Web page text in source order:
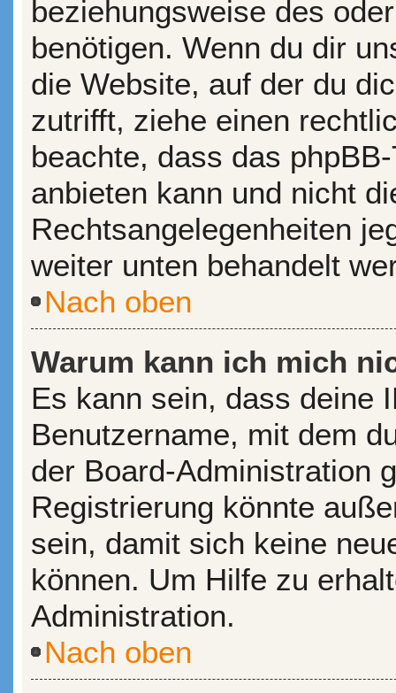
beziehungsweise des
benötigen. Wenn du dir
die Website, auf der du
zutrifft, ziehe einen
beachte, dass das
anbieten kann und nicht
Rechtsangelegenheiten
weiter unten behandelt
Nach oben
Warum kann ich mich
Es kann sein, dass deine
Benutzername, mit dem
der Board-Administration
Registrierung könnte
sein, damit sich keine
können. Um Hilfe zu
Administration.
Nach oben